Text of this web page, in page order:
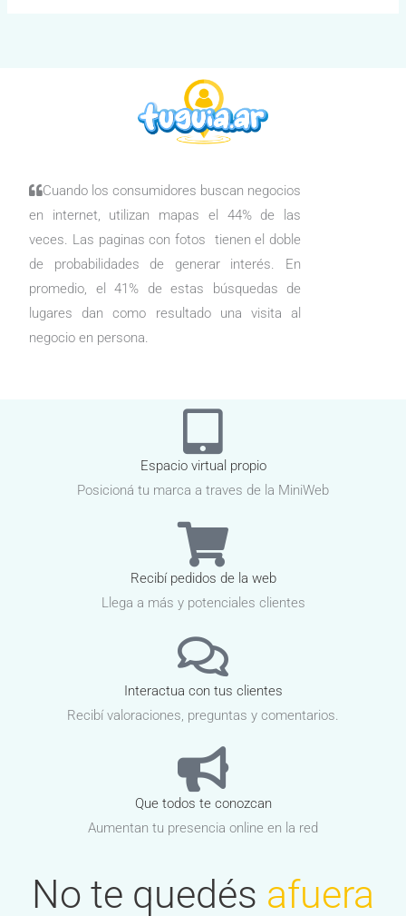
Cuando los consumidores buscan negocios
en internet, utilizan mapas el 44% de las
veces. Las paginas con fotos tienen el doble
de probabilidades de generar interés. En
promedio, el 41% de estas búsquedas de
lugares dan como resultado una visita al
negocio en persona.
Espacio virtual propio
Posicioná tu marca a traves de la MiniWeb
Recibí pedidos de la web
Llega a más y potenciales clientes
Interactua con tus clientes
Recibí valoraciones, preguntas y comentarios.
Que todos te conozcan
Aumentan tu presencia online en la red
No te quedés afuera